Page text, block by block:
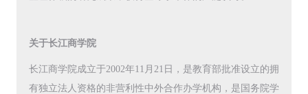
关于长江商学院
长江商学院成立于2002年11月21日，是教育部批准设立的拥
有独立法人资格的非营利性中外合作办学机构，是国务院学